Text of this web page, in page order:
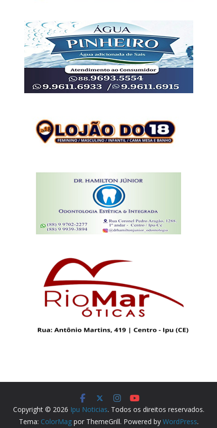
Copyright © 2026 Ipu Noticias. Todos os direitos reservados.
Tema: ColorMagpor ThemeGrill. Powered by WordPress.